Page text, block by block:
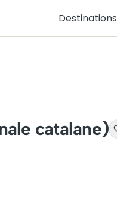
Destinations
catalane)